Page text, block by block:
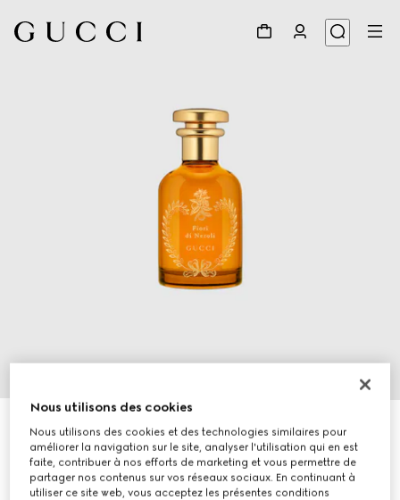
The Alchemist’s Garden, Fiori di Neroli, 50 ml, Eau de
parfum
€ 240
Nous utilisons des cookies
Nous utilisons des cookies et des technologies similaires pour
améliorer la navigation sur le site, analyser l'utilisation qui en est
faite, contribuer à nos efforts de marketing et vous permettre de
partager nos contenus sur vos réseaux sociaux. En continuant à
utiliser ce site web, vous acceptez les présentes conditions